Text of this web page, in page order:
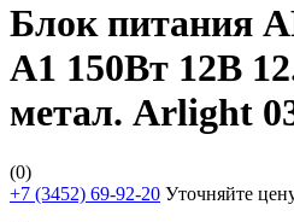
Блок питания
A1 150Вт 12В
метал. Arlight
(0)
+7 (3452) 69-92-20 Уточняйте